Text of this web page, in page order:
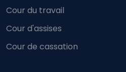
Cour du travail
Cour d'assises
Cour de cassation